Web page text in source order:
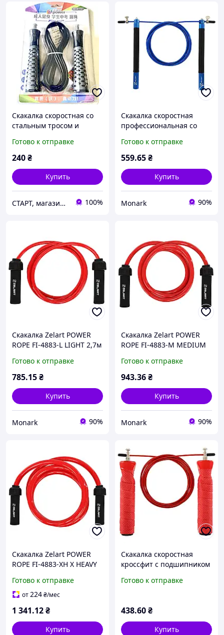
Скакалка скоростная со
стальным тросом и
регулируемая, 3 м
Готово к отправке
240₴
Купить
СТАРТ, магазин спортивных товаров 100%
Скакалка скоростная
профессиональная со
FI-5345 3м для
тренировок
Готово к отправке
559.65₴
Купить
Monark 90%
Скакалка Zelart POWER
ROPE FI-4883-L LIGHT 2,7м
кардиотренировок
Готово к отправке
785.15₴
Купить
Monark 90%
Скакалка Zelart POWER
ROPE FI-4883-M MEDIUM
кардиотренировок
Готово к отправке
943.36₴
Купить
Monark 90%
Скакалка Zelart POWER
ROPE FI-4883-XH X HEAVY
кардиотренировок
Готово к отправке
от224₴/мес
1 341.12₴
Купить
Скакалка скоростная
кроссфит с подшипником
FI-5347 3м для
Готово к отправке
438.60₴
Купить